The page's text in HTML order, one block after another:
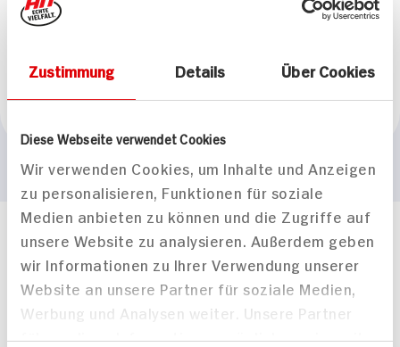
Zustimmung Details Über Cookies
Diese Webseite verwendet Cookies
Wir verwenden Cookies, um Inhalte und Anzeigen
zu personalisieren, Funktionen für soziale
Medien anbieten zu können und die Zugriffe auf
unsere Website zu analysieren. Außerdem geben
wir Informationen zu Ihrer Verwendung unserer
Website an unsere Partner für soziale Medien,
Werbung und Analysen weiter. Unsere Partner
führen diese Informationen möglicherweise mit
Marke
Häufig gestellte Fragen
Mehr Informationen in unserem FAQ
kontakt
hit.de
Wir beantworten gerne Ihre Fragen